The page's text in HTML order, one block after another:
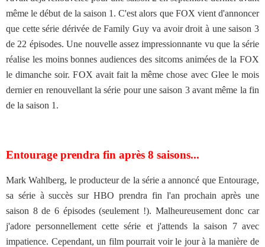
même le début de la saison 1. C'est alors que FOX vient d'annoncer
que cette série dérivée de Family Guy va avoir droit à une saison 3
de 22 épisodes. Une nouvelle assez impressionnante vu que la série
réalise les moins bonnes audiences des sitcoms animées de la FOX
le dimanche soir. FOX avait fait la même chose avec Glee le mois
dernier en renouvellant la série pour une saison 3 avant même la fin
de la saison 1.
Entourage prendra fin après 8 saisons...
Mark Wahlberg, le producteur de la série a annoncé que Entourage,
sa série à succès sur HBO prendra fin l'an prochain après une
saison 8 de 6 épisodes (seulement !). Malheureusement donc car
j'adore personnellement cette série et j'attends la saison 7 avec
impatience. Cependant, un film pourrait voir le jour à la manière de